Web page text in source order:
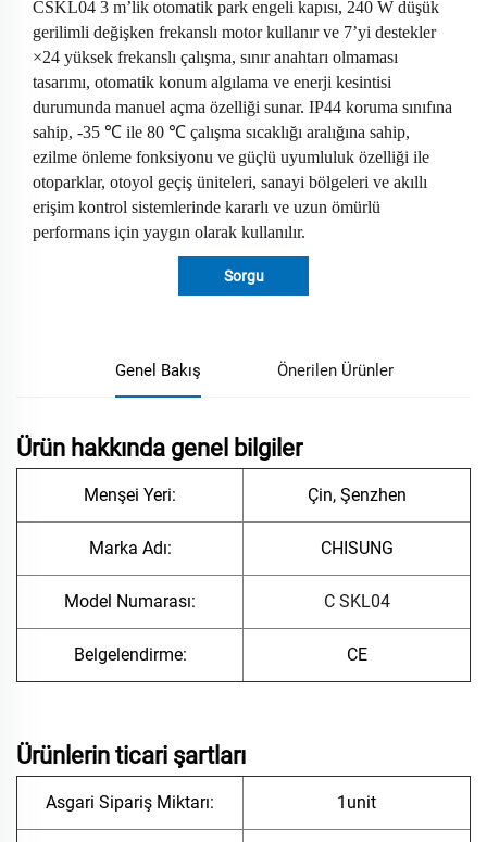
CSKL04 3 m’lik otomatik park engeli kapısı, 240 W düşük
gerilimli değişken frekanslı motor kullanır ve 7’yi destekler
×24 yüksek frekanslı çalışma, sınır anahtarı olmaması
tasarımı, otomatik konum algılama ve enerji kesintisi
durumunda manuel açma özelliği sunar. IP44 koruma sınıfına
sahip, -35 ℃ ile 80 ℃ çalışma sıcaklığı aralığına sahip,
ezilme önleme fonksiyonu ve güçlü uyumluluk özelliği ile
otoparklar, otoyol geçiş üniteleri, sanayi bölgeleri ve akıllı
erişim kontrol sistemlerinde kararlı ve uzun ömürlü
performans için yaygın olarak kullanılır.
Sorgu
Genel Bakış Önerilen Ürünler
Ürün hakkında genel bilgiler
Menşei Yeri: Çin, Şenzhen
Marka Adı: CHISUNG
Model Numarası: C SKL04
Belgelendirme: CE
Ürünlerin ticari şartları
Asgari Sipariş Miktarı: 1unit